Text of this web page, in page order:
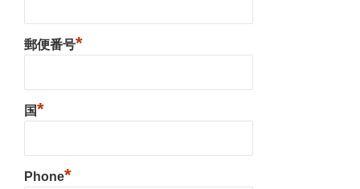
郵便番号*
国*
Phone*